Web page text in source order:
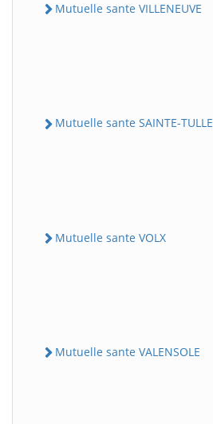
Mutuelle sante VILLENEUVE
Mutuelle sante SAINTE-TULLE
Mutuelle sante VOLX
Mutuelle sante VALENSOLE